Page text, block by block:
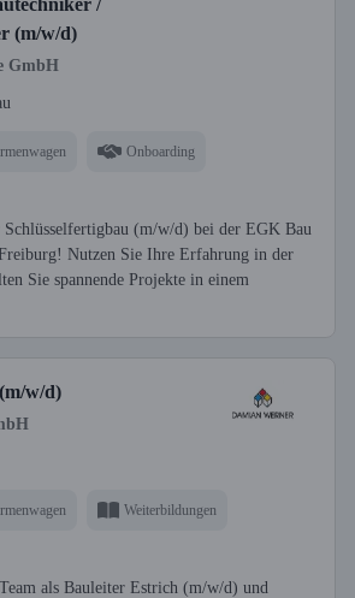
/
(m/w/d)
GmbH
Onboarding
Schlüsselfertigbau (m/w/d) bei der EGK Bau
Nutzen Sie Ihre Erfahrung in der
Sie spannende Projekte in einem
w/d)
Weiterbildungen
als Bauleiter Estrich (m/w/d) und